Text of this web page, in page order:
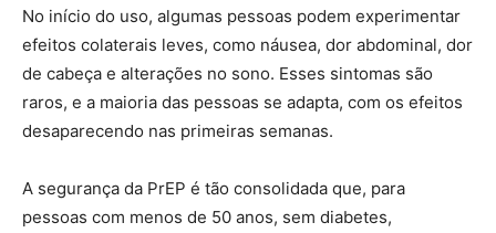
No início do uso, algumas pessoas podem experimentar
efeitos colaterais leves, como náusea, dor abdominal, dor
de cabeça e alterações no sono. Esses sintomas são
raros, e a maioria das pessoas se adapta, com os efeitos
desaparecendo nas primeiras semanas.
A segurança da PrEP é tão consolidada que, para
pessoas com menos de 50 anos, sem diabetes,